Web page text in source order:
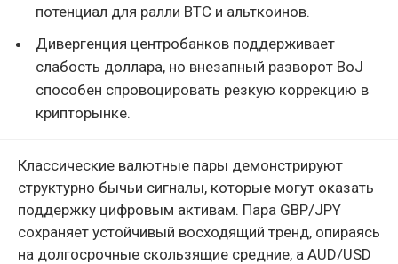
потенциал для ралли BTC и альткоинов.
Дивергенция центробанков поддерживает
слабость доллара, но внезапный разворот BoJ
способен спровоцировать резкую коррекцию в
крипторынке.
Классические валютные пары демонстрируют
структурно бычьи сигналы, которые могут оказать
поддержку цифровым активам. Пара GBP/JPY
сохраняет устойчивый восходящий тренд, опираясь
на долгосрочные скользящие средние, а AUD/USD